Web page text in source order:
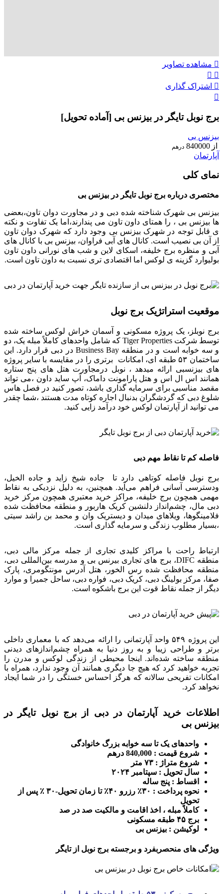
مشاهده تصاویر
اشتراک گذاری
برج نوبل تایگر در بیزنس بی [آماده تحویل]
بیزنس بی
از 840000 درهم
آپارتمان
نمای کلی
مختصری درباره برج نوبل تایگر در بیزنس بی
بیزنس بی شهرک شناخته شده دبی و در مجاورت دوان تاون،بعضی
ها بیزنس بی ، را همتای داون تاون می پندارند،اما یک تفاوت و نکته
ی قابل توجه در شهرک بیزنس بی وجود دارد که شهرک دوان تاون
از آن بی نصیب است. کانال های آبی فراوان، بیزنس بی با کانال های
آبی و منظره برج خلیفه، اسکای لاین و شب های نورانی داون تاون
بولیوارد گزینه ی لوکس اما اقتصادی تری نسبت به داون تاون است.
موقعیت استراتژیک برج نوبل
برج نوبلز، یک پروژه مسکونی و آسمان خراش لوکس ساخته شده
توسط شرکت Tiger Properties که شامل واحدهای کاملاً مبله یک، دو
و سه خوابه است و در منطقه Business Bay در دبی قرار دارد. این
ساختمان ۵۳ طبقه ای، امکانات برتری را در مقایسه با سایر پروژه
های بیزنسبی ارائه میدهد ، نوبل درمجاورت هتل های پنج ستاره
همانند اس ال اس و هتل پارامونت داماک، آپ ساید داون ،می تواند
مقصد مناسبی برای سرمایه گذاری باشد، تصور کنید در فصل هاس
شلوغ دبی که گردشگران بدنبال اجاره کوتاه مدت هستند ،شما چقدر
می توانید از آپارتمان لوکس خود درآمد زایی کنید.
فاصله کم تا نقاط مهم دبی
برج نوبل فاصله کوتاهی دارد تا جاده شیخ زاید و جاده الخیل،
ودسترسی آسانی فراهم می‌آید. همچنین، به دلیل نزدیکی به نقاط
مهمی همچون برج خلیفه، مراکز خرید معتبری همچون مرکز خرید
دبی مال، چشم‌انداز دلنشین کریک هاربور و منطقه محافظت شده
فلامینگوها، ویلاهای میدان و دیستریک وان و محمد بن راشد سیتی
،بسیار مطلوب زندگی و سرمایه گذاری است.
ارتباط راحت با مراکز کلیدی تجاری از جمله مرکز مالی دبی،
منطقه DIFC، برج های تجاری بیرنس بی و مدرسه بین‌المللی دبی،
منطقه محافظت شده رس الخور، هتل آدرس مونتگومری، پارک
صفا، مرکز بولینگ دبی، کریک دبی، فواره دبی، ساحل جمیرا و موارد
دیگر از جمله نقاط قوت این برج باشکوه است.
این پروژه ۵۴۹ واحد آپارتمانی را ارائه می‌دهد که با معماری داخلی
برتر و طراحی زیبا و به روز دنیا به همراه چشم‌اندازهای دیدنی
منطقه ساخته شده‌اند. اینجا محیطی از زندگی لوکس و مدرن را
تجربه خواهید کرد که هیچ جا دیگری همانند آن وجود ندارد، همراه با
امکانات تفریحی سالانه که هرگز احساس خستگی را در شما ایجاد
نخواهد کرد.
اطلاعات خرید آپارتمان در دبی از برج نوبل تایگر در
بیزنس بی
واحدهای یک تا سه خوابه بزرگ خانوادگی
شروع قیمت : 840,000 درهم
شروع متراژ : ۷۳ متر
سال تحویل : سپتامبر ۲۰۲۴
اقساط : پنج ساله
نحوه پرداخت : ۳۰٪ رزرو ۴۰٪ تا زمان تحویل-۳۰ ٪ پس از
تحویل
کاملاً مبله ، اخذ اقامت و مالکیت صد در صد
برج ۴۵ طبقه مسکونی
لوکیشن : بیزنس بی
ویژگی های منحصربفرد و برجسته برج نوبل از تایگر